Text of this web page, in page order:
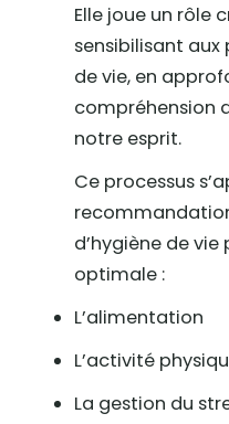
Elle joue un rôle
sensibilisant aux
de vie, en
compréhension
notre esprit.
Ce processus
d’hygiène de
optimale :
L’alimentation
L’activité
La gestion du